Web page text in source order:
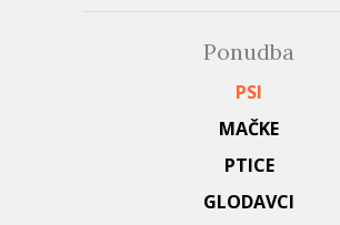
Ponudba
PSI
MAČKE
PTICE
GLODAVCI